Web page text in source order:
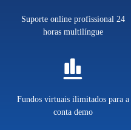
Suporte online profissional 24
horas multilíngue
Fundos virtuais ilimitados para a
conta demo